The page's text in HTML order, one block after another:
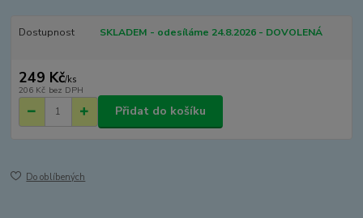
Dostupnost SKLADEM - odesíláme 24.8.2026 - DOVOLENÁ
249 Kč/ks
206 Kč bez DPH
Přidat do košíku
Do oblíbených